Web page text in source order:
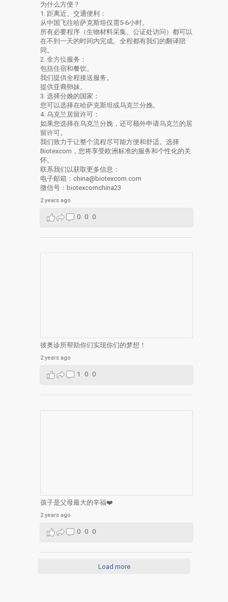
为什么方便？
1. 距离近、交通便利：
从中国飞往哈萨克斯坦仅需5-6小时。
所有必要程序（生物材料采集、公证处访问）都可以
在不到一天的时间内完成。全程都有我们的翻译陪
同。
2. 全方位服务：
包括住宿和餐饮。
我们提供全程接送服务。
提供亚裔卵妹。
3. 选择分娩的国家：
您可以选择在哈萨克斯坦或乌克兰分娩。
4. 乌克兰居留许可：
如果您选择在乌克兰分娩，还可额外申请乌克兰的居
留许可。
我们致力于让整个流程尽可能方便和舒适。选择
Biotexcom，您将享受欧洲标准的服务和个性化的关
怀。
联系我们以获取更多信息：
电子邮箱：china@biotexcom.com
微信号：biotexcomchina23
2 years ago
0 0 0
彼奥诊所帮助你们实现你们的梦想！
2 years ago
1 0 0
孩子是父母最大的辛福❤️
2 years ago
0 0 0
Load more